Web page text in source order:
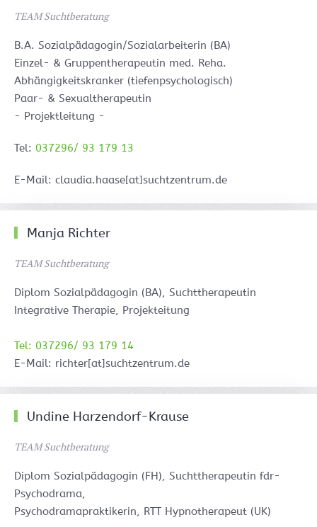
TEAM Suchtberatung
B.A. Sozialpädagogin/Sozialarbeiterin (BA)
Einzel- & Gruppentherapeutin med. Reha.
Abhängigkeitskranker (tiefenpsychologisch)
Paar- & Sexualtherapeutin
- Projektleitung -
Tel: 037296/ 93 179 13
E-Mail: claudia.haase[at]suchtzentrum.de
Manja Richter
TEAM Suchtberatung
Diplom Sozialpädagogin (BA), Suchttherapeutin
Integrative Therapie, Projekteitung
Tel: 037296/ 93 179 14
E-Mail: richter[at]suchtzentrum.de
Undine Harzendorf-Krause
TEAM Suchtberatung
Diplom Sozialpädagogin (FH), Suchttherapeutin fdr-
Psychodrama,
Psychodramapraktikerin, RTT Hypnotherapeut (UK)